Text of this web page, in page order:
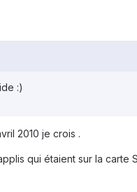
:)
2010 je crois .
qui étaient sur la carte